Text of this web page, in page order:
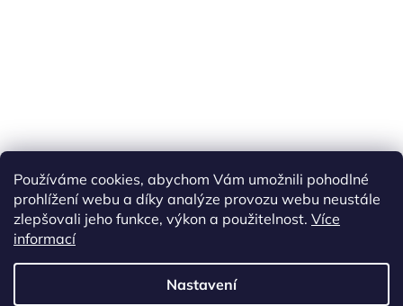
Používáme cookies, abychom Vám umožnili pohodlné
prohlížení webu a díky analýze provozu webu neustále
zlepšovali jeho funkce, výkon a použitelnost. Více
informací
Nastavení
Tisíce výdejních míst po celé ČR
Vytvořil Shoptet